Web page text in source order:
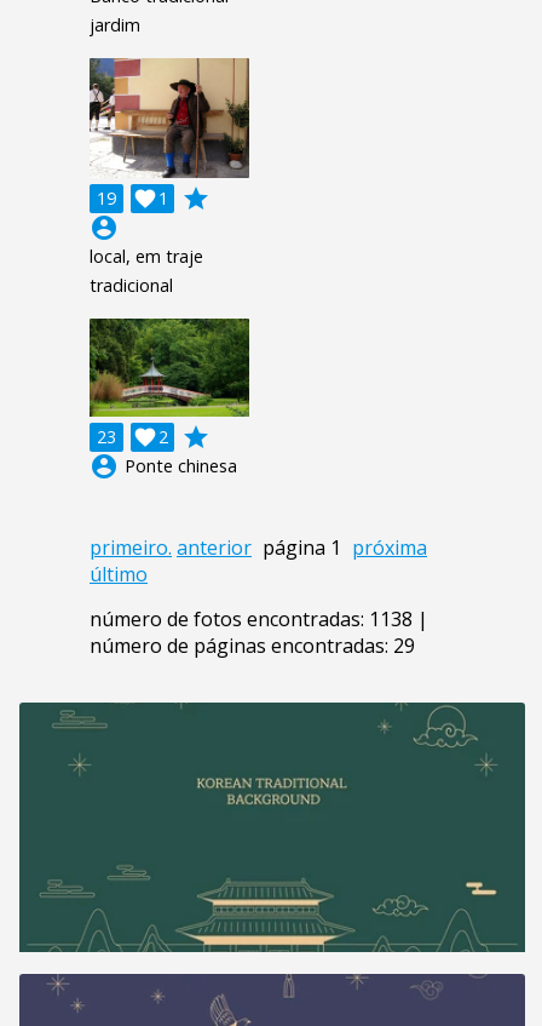
jardim
19 1

grade
account_circle
local, em traje
tradicional
23 2

grade
account_circle Ponte chinesa
primeiro. anterior página 1 próxima
último
número de fotos encontradas: 1138 |
número de páginas encontradas: 29